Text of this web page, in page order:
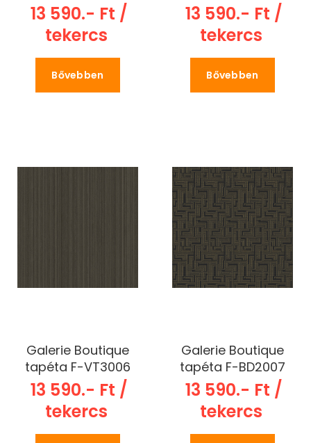
13 590.- Ft /
tekercs
Bővebben
13 590.- Ft /
tekercs
Bővebben
Galerie Boutique
tapéta F-VT3006
13 590.- Ft /
tekercs
Galerie Boutique
tapéta F-BD2007
13 590.- Ft /
tekercs